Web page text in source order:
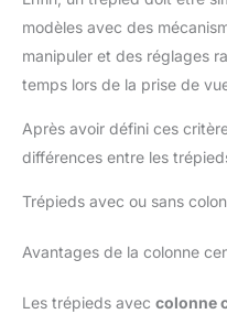
modèles avec des
manipuler et des réglages
temps lors de la prise de
Après avoir défini ces
différences entre les
Trépieds avec ou sans
Avantages de la colonne
Les trépieds avec colonne